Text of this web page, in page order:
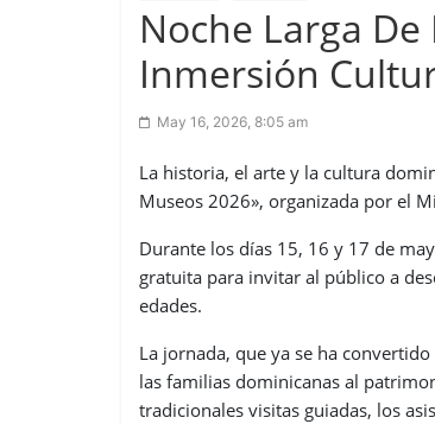
Noche Larga
Inmersión
May 16, 2026, 8:05 am
La historia, el arte y la cultura
Museos 2026», organizada por el
Durante los días 15, 16 y 17 de
gratuita para invitar al público a
edades.
La jornada, que ya se ha
las familias dominicanas al
tradicionales visitas guiadas, los